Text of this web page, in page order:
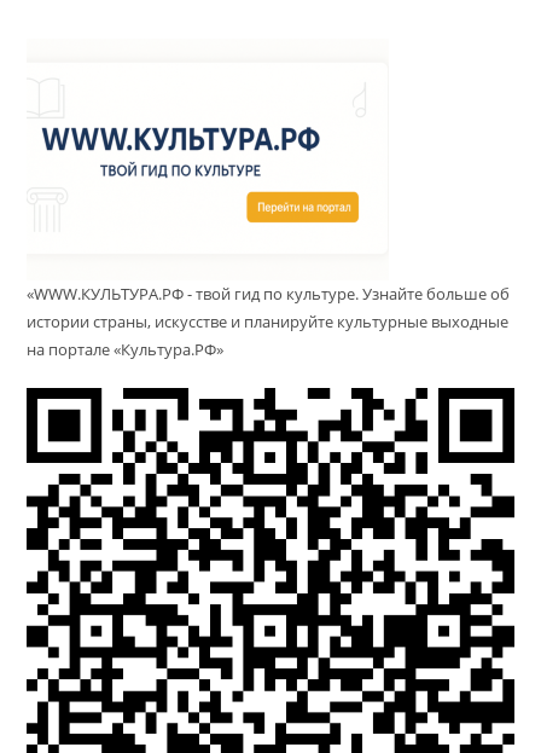
«WWW.КУЛЬТУРА.РФ - твой гид по культуре. Узнайте больше об
истории страны, искусстве и планируйте культурные выходные
на портале «Культура.РФ»